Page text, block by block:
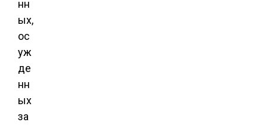
нн
ых,
ос
уж
де
нн
ых
за